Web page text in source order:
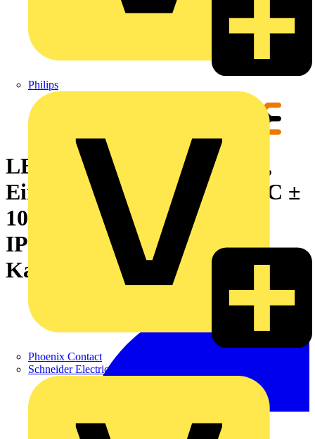
Philips
Phoenix Contact
Schneider Electric
LED-Modul, 6500K, White,
Eingangsspannung: 24 V DC ±
10%, 0.16 A, 3.8 W, 443 lm,
IP67, Vorkonfektioniertes
Kabel, Anschlussgewinde: ohne